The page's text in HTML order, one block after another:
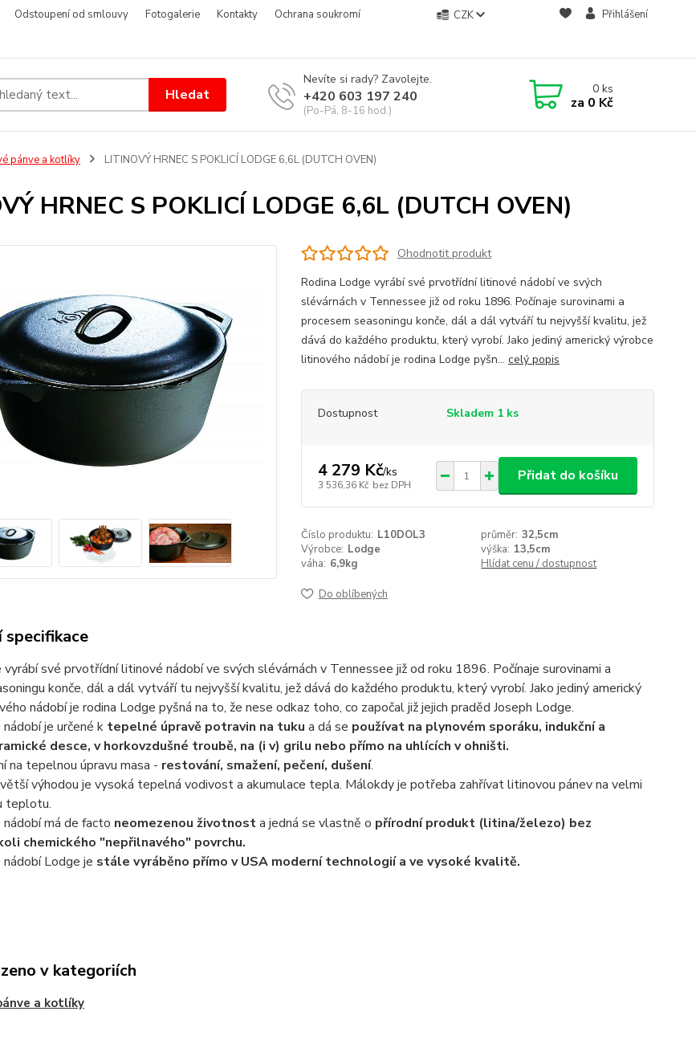
Odstoupení od smlouvy Fotogalerie Kontakty
Ochrana soukromí
CZK Přihlášení
Hledat
Nevíte si rady? Zavolejte.
+420 603 197 240
(Po-Pá, 8-16 hod.)
0ks
za 0 Kč
pánve a kotlíky LITINOVÝ HRNEC S POKLICÍ LODGE 6,6L (DUTCH OVEN)
HRNEC S POKLICÍ LODGE 6,6L (DUTCH OVEN)
Ohodnotit produkt
Rodina Lodge vyrábí své prvotřídní litinové nádobí ve svých
slévárnách v Tennessee již od roku 1896. Počínaje surovinami a
procesem seasoningu konče, dál a dál vytváří tu nejvyšší kvalitu, jež
dává do každého produktu, který vyrobí. Jako jediný americký výrobce
litinového nádobí je rodina Lodge pyšn... celý popis
Dostupnost Skladem 1 ks
4 279 Kč/ks
3 536,36 Kč bez DPH
Přidat do košíku
Číslo produktu: L10DOL3 průměr: 32,5cm
Výrobce: Lodge výška: 13,5cm
váha: 6,9kg Hlídat cenu / dostupnost
Do oblíbených
vyrábí své prvotřídní litinové nádobí ve svých slévárnách v Tennessee již od roku 1896. Počínaje surovinami a
konče, dál a dál vytváří tu nejvyšší kvalitu, jež dává do každého produktu, který vyrobí. Jako jediný americký
nádobí je rodina Lodge pyšná na to, že nese odkaz toho, co započal již jejich praděd Joseph Lodge.
je určené k tepelné úpravě potravin na tuku a dá se používat na plynovém sporáku, indukční a
desce, v horkovzdušné troubě, na (i v) grilu nebo přímo na uhlících v ohništi.
na tepelnou úpravu masa - restování, smažení, pečení, dušení.
výhodou je vysoká tepelná vodivost a akumulace tepla. Málokdy je potřeba zahřívat litinovou pánev na velmi
teplotu.
má de facto neomezenou životnosta jedná se vlastně o přírodní produkt (litina/železo) bez
chemického "nepřilnavého" povrchu.
Lodge je stále vyráběno přímo v USA moderní technologií a ve vysoké kvalitě.
v kategoriích
a kotlíky